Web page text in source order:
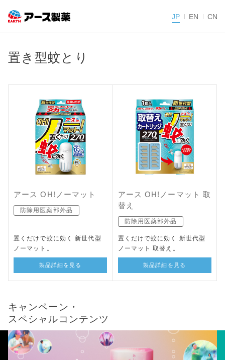
JP EN CN
置き型蚊とり
アース OH!ノーマット
防除用医薬部外品
置くだけで蚊に効く 新世代型
ノーマット。
製品詳細を見る
アース OH!ノーマット 取
替え
防除用医薬部外品
置くだけで蚊に効く 新世代型
ノーマット 取替え。
製品詳細を見る
キャンペーン・
スペシャルコンテンツ